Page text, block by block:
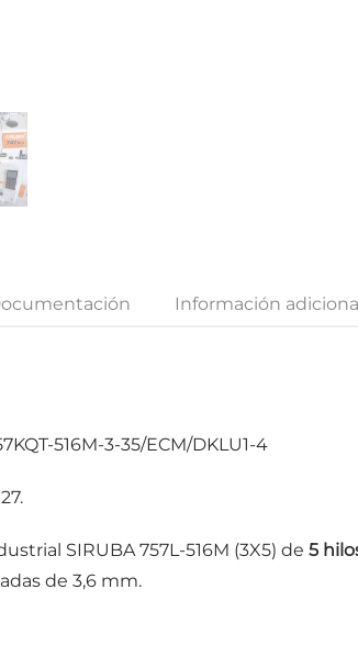
Información
516M-3-35/ECM/DKLU1-4
SIRUBA 757L-516M (3X5) de 5
de 3,6 mm.